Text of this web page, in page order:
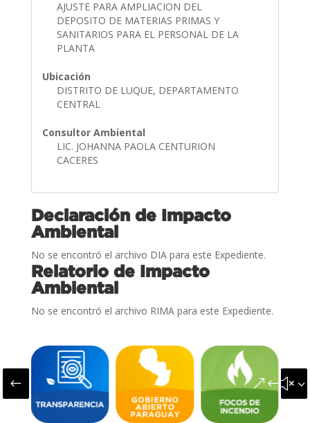
AJUSTE PARA AMPLIACION DEL
DEPOSITO DE MATERIAS PRIMAS Y
SANITARIOS PARA EL PERSONAL DE LA
PLANTA
Ubicación
DISTRITO DE LUQUE, DEPARTAMENTO
CENTRAL
Consultor Ambiental
LIC. JOHANNA PAOLA CENTURION
CACERES
Declaración de Impacto
Ambiental
No se encontró el archivo DIA para este Expediente.
Relatorio de Impacto
Ambiental
No se encontró el archivo RIMA para este Expediente.
#